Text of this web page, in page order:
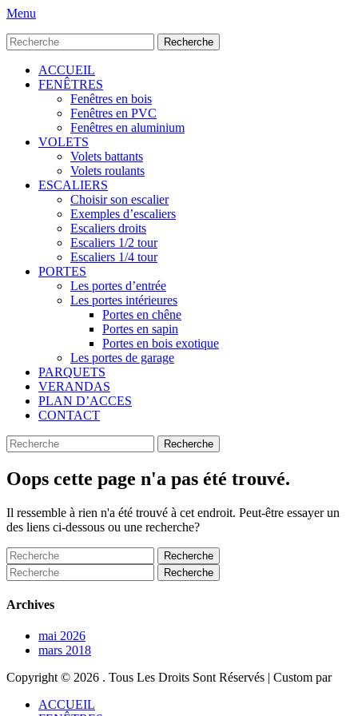
Menu
Recherche
pour:
Premier
menu
Aller
ACCUEIL
FENÊTRES
Fenêtres en bois
Fenêtres en PVC
Fenêtres en aluminium
VOLETS
Volets battants
Volets roulants
ESCALIERS
Choisir son escalier
Exemples d’escaliers
Escaliers droits
Escaliers 1/2 tour
Escaliers 1/4 tour
PORTES
Les portes d’entrée
Les portes intérieures
Portes en chêne
Portes en sapin
Portes en bois exotique
Les portes de garage
PARQUETS
VERANDAS
PLAN D’ACCES
CONTACT
Search
Recherche
pour:
Oops cette page n'a pas été trouvé.
Il ressemble à rien n'a été trouvé à cet endroit. Peut-être essayer un
des liens ci-dessous ou une recherche?
Recherche
pour:
Recherche
pour:
Archives
mai 2026
mars 2018
Copyright © 2026 . Tous Les Droits Sont Réservés | Custom par
remonterACCUEIL